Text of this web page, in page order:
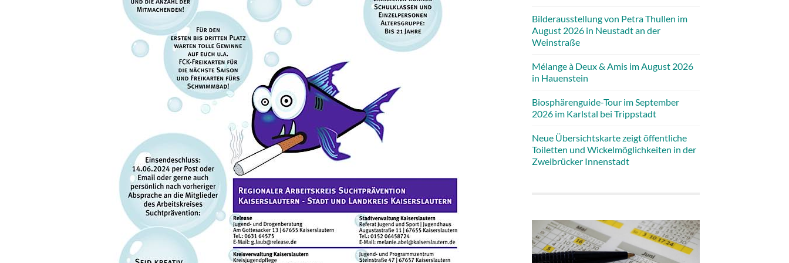
Bilderausstellung von Petra Thullen im
August 2026 in Neustadt an der
Weinstraße
Mélange à Deux & Amis im August 2026
in Hauenstein
Biosphärenguide-Tour im September
2026 im Karlstal bei Trippstadt
Neue Übersichtskarte zeigt öffentliche
Toiletten und Wickelmöglichkeiten in der
Zweibrücker Innenstadt